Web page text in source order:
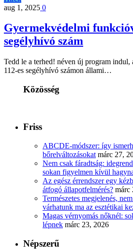
aug 1, 2025 0
Gyermekvédelmi
segélyhívó szám
Tedd le a terhed! néven új program indul,
112-es segélyhívó számon állami…
Közösség
Friss
ABCDE‑módszer: így
bőrelváltozásokat márc 27,
Nem csak fáradtság:
sokan figyelmen kívül
Az egész érrendszer egy
átfogó állapotfelmérés? márc
Természetes megjelenés,
várhatunk ma az esztétikai
Magas vérnyomás nőknél:
lépnek márc 23, 2026
Népszerű